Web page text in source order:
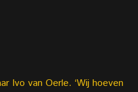
Ivo van Oerle. ‘Wij hoeven